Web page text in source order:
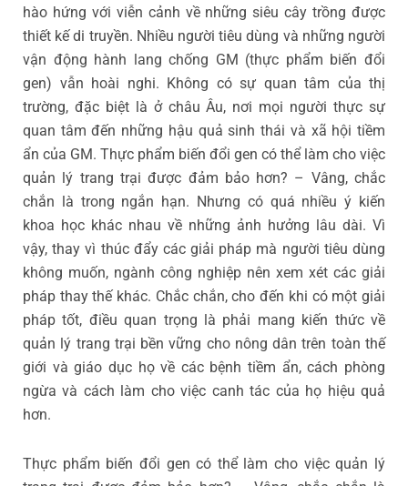
hào hứng với viễn cảnh về những siêu cây trồng được
thiết kế di truyền. Nhiều người tiêu dùng và những người
vận động hành lang chống GM (thực phẩm biến đổi
gen) vẫn hoài nghi. Không có sự quan tâm của thị
trường, đặc biệt là ở châu Âu, nơi mọi người thực sự
quan tâm đến những hậu quả sinh thái và xã hội tiềm
ẩn của GM. Thực phẩm biến đổi gen có thể làm cho việc
quản lý trang trại được đảm bảo hơn? – Vâng, chắc
chắn là trong ngắn hạn. Nhưng có quá nhiều ý kiến
khoa học khác nhau về những ảnh hưởng lâu dài. Vì
vậy, thay vì thúc đẩy các giải pháp mà người tiêu dùng
không muốn, ngành công nghiệp nên xem xét các giải
pháp thay thế khác. Chắc chắn, cho đến khi có một giải
pháp tốt, điều quan trọng là phải mang kiến thức về
quản lý trang trại bền vững cho nông dân trên toàn thế
giới và giáo dục họ về các bệnh tiềm ẩn, cách phòng
ngừa và cách làm cho việc canh tác của họ hiệu quả
hơn.
Thực phẩm biến đổi gen có thể làm cho việc quản lý